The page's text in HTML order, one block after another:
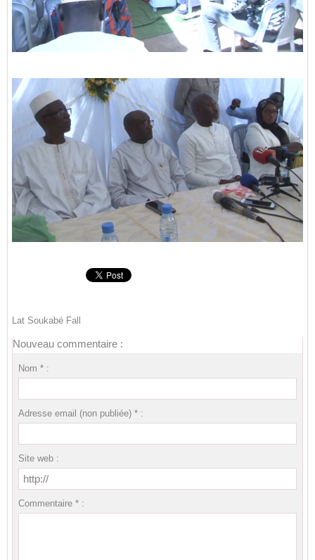
Lat Soukabé Fall
Nouveau commentaire :
Nom * :
Adresse email (non publiée) * :
Site web :
Commentaire * :